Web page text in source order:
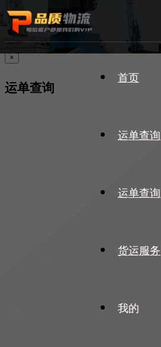
首页
运单查询
运单查询
货运服务
我的
×
运单查询